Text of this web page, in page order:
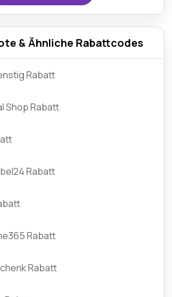
& Ähnliche Rabattcodes
Rabatt
Shop Rabatt
Rabatt
Rabatt
Rabatt